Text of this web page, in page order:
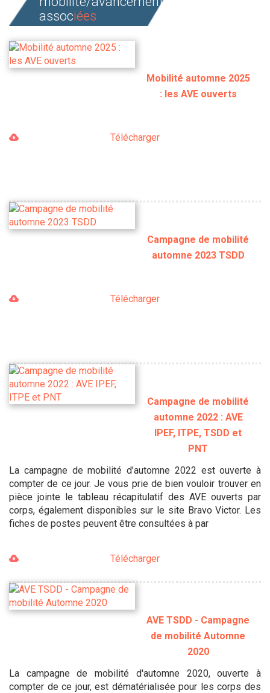
associées
Mobilité automne 2025
: les AVE ouverts
Télécharger
Campagne de mobilité
automne 2023 TSDD
Télécharger
Campagne de mobilité
automne 2022 : AVE
IPEF, ITPE, TSDD et
PNT
La campagne de mobilité d’automne 2022 est ouverte à
compter de ce jour. Je vous prie de bien vouloir trouver en
pièce jointe le tableau récapitulatif des AVE ouverts par
corps, également disponibles sur le site Bravo Victor. Les
fiches de postes peuvent être consultées à par
Télécharger
AVE TSDD - Campagne
de mobilité Automne
2020
La campagne de mobilité d'automne 2020, ouverte à
compter de ce jour, est dématérialisée pour les corps des